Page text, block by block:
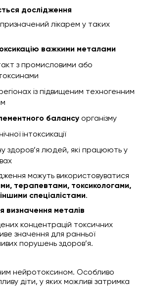
дослідження
лікарем у таких
важкими металами
з промисловими або
із підвищеним техногенним
балансу організму
інтоксикації
здоров’я людей, які працюють у
можуть використовуватися
терапевтами, токсикологами,
спеціалістами.
визначення металів
концентрацій токсичних
значення для ранньої
порушень здоров’я.
нейротоксином. Особливо
діти, у яких можливі затримка